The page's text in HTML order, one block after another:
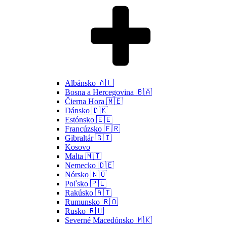
Albánsko 🇦🇱
Bosna a Hercegovina 🇧🇦
Čierna Hora 🇲🇪
Dánsko 🇩🇰
Estónsko 🇪🇪
Francúzsko 🇫🇷
Gibraltár 🇬🇮
Kosovo
Malta 🇲🇹
Nemecko 🇩🇪
Nórsko 🇳🇴
Poľsko 🇵🇱
Rakúsko 🇦🇹
Rumunsko 🇷🇴
Rusko 🇷🇺
Severné Macedónsko 🇲🇰